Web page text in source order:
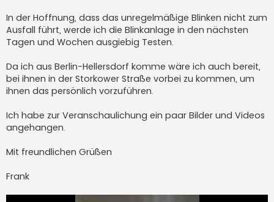
In der Hoffnung, dass das unregelmäßige Blinken nicht zum
Ausfall führt, werde ich die Blinkanlage in den nächsten
Tagen und Wochen ausgiebig Testen.
Da ich aus Berlin-Hellersdorf komme wäre ich auch bereit,
bei ihnen in der Storkower Straße vorbei zu kommen, um
ihnen das persönlich vorzuführen.
Ich habe zur Veranschaulichung ein paar Bilder und Videos
angehangen.
Mit freundlichen Grüßen
Frank